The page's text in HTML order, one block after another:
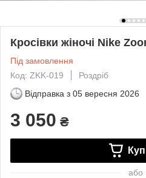
Кросівки жіночі Nike
Під замовлення
Код: ZKK-019
Роздріб
Відправка з 05 вересня 2026
3 050 ₴
або